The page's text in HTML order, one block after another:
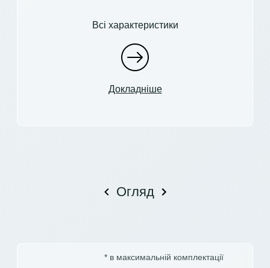
Всі характеристики
Докладніше
Огляд
* в максимальній комплектації